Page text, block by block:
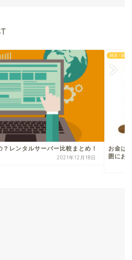
？レンタルサーバー比較まとめ！
2021年12月18日
経済・財政
お金は
囲にお